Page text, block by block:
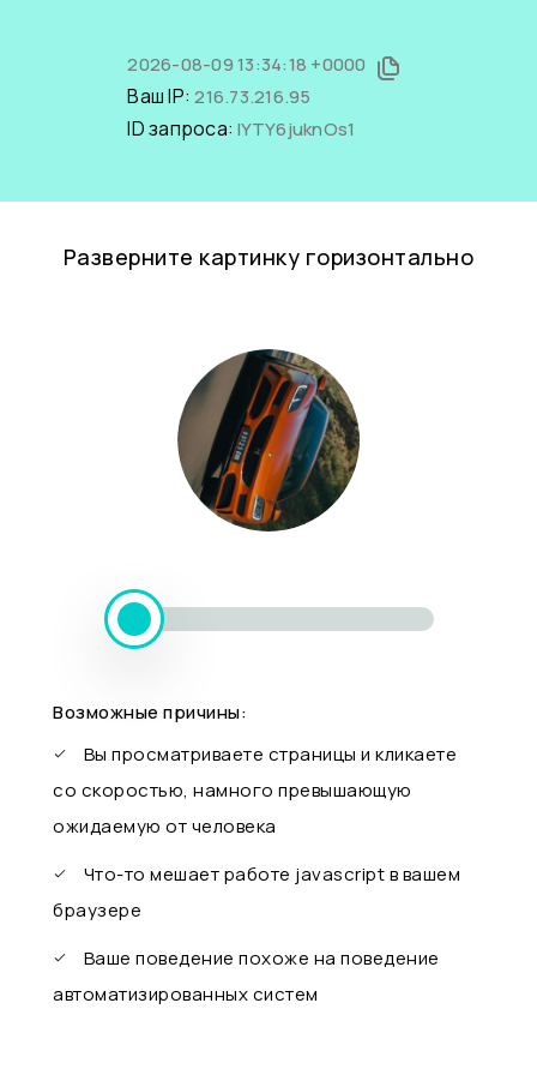
2026-08-09 13:34:18 +0000
Ваш IP:216.73.216.95
ID запроса:IYTY6juknOs1
Разверните картинку горизонтально
Возможные причины:
Вы просматриваете страницы и кликаете
со скоростью, намного превышающую
ожидаемую от человека
Что-то мешает работе javascript в вашем
браузере
Ваше поведение похоже на поведение
автоматизированных систем